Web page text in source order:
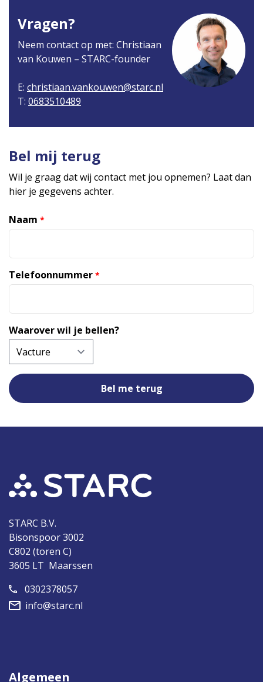
Vragen?
Neem contact op met: Christiaan
van Kouwen – STARC-founder
E: christiaan.vankouwen@starc.nl
T: 0683510489
Bel mij terug
Wil je graag dat wij contact met jou opnemen? Laat dan
hier je gegevens achter.
Naam *
Telefoonnummer *
Waarover wil je bellen?
STARC B.V.
Bisonspoor 3002
C802 (toren C)
3605 LT Maarssen
0302378057
info@starc.nl
Algemeen